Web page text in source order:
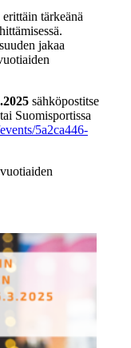
tärkeänä
jakaa
sähköpostitse
tai Suomisportissa
5a2ca446-